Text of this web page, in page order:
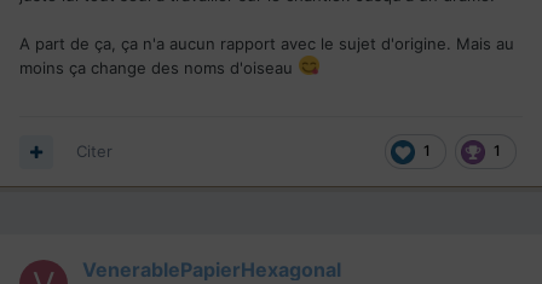
A part de ça, ça n'a aucun rapport avec le sujet d'origine. Mais au
moins ça change des noms d'oiseau
1 1
Citer
VenerablePapierHexagonal